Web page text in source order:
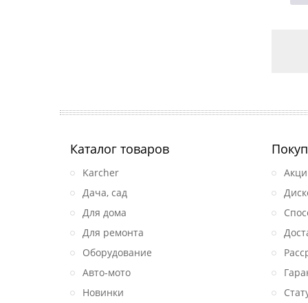
Каталог товаров
Karcher
Дача, сад
Для дома
Для ремонта
Оборудование
Авто-мото
Новинки